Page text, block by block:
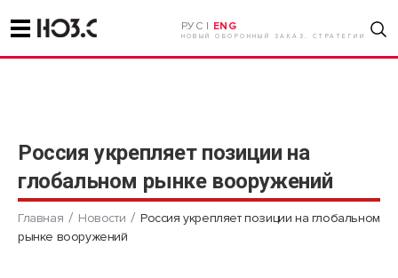
РУС | ENG
НОВЫЙ ОБОРОННЫЙ ЗАКАЗ. СТРАТЕГИИ
Россия укрепляет позиции на
глобальном рынке вооружений
Главная Новости
Россия укрепляет позиции на глобальном
рынке вооружений